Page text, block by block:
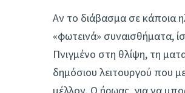
Αν το διάβασμα σε κάποια
«φωτεινά» συναισθήματα,
Πνιγμένο στη θλίψη, τη
δημόσιου λειτουργού που